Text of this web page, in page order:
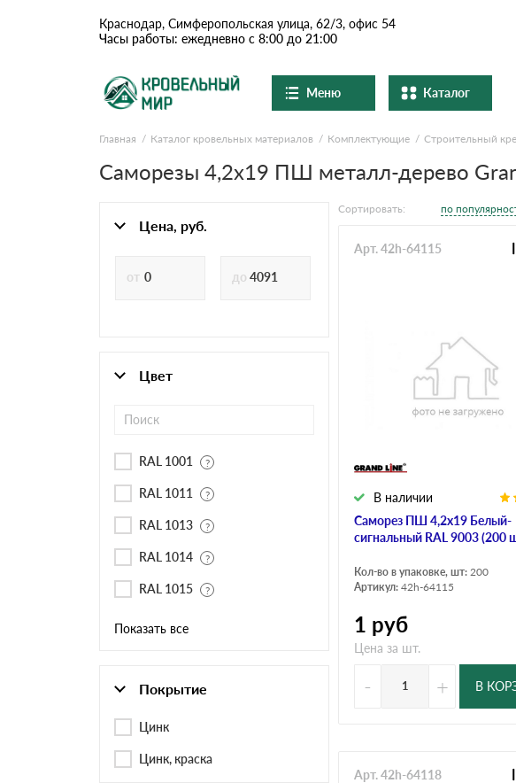
Краснодар, Симферопольская улица, 62/3, офис 54
Часы работы: ежедневно с 8:00 до 21:00
Меню
О компании
Доставка и оплата
Вопросы-ответы
Каталог
Ондулин и шифер
Сланцевая кровля
Черепица Ондулин
Шифер 7-волновой
Главная Каталог кровельных материалов Комплектующие Строительный
Саморезы 4,2х19 ПШ металл-дерево
Цена, руб.
Цвет
RAL 1001
RAL 1011
RAL 1013
RAL 1014
RAL 1015
Показать все
Покрытие
Цинк
Цинк, краска
Сортировать: по
Саморез ПШ 4,2х19 Белый-
сигнальный RAL 9003 (200
В наличии
Арт. 42h-64115
Кол-во в упаковке, шт: 200
Артикул: 42h-64115
1 руб
Цена за шт.
- + В
Арт. 42h-64118